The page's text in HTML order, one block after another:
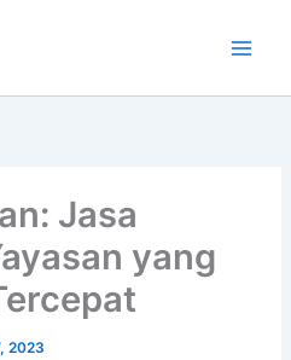
Jasa
yang
2023